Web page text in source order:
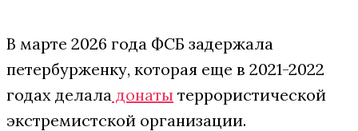
В марте 2026 года ФСБ задержала
петербурженку, которая еще в 2021-2022
годах делала донаты террористической
экстремистской организации.